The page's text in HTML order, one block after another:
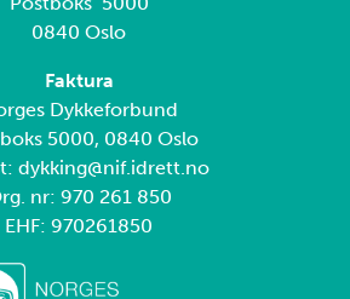
0840 Oslo
Faktura
Dykkeforbund
5000, 0840 Oslo
dykking@nif.idrett.no
nr: 970 261 850
EHF: 970261850